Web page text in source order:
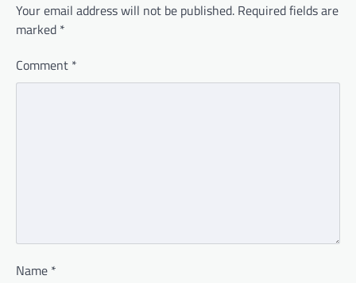
Your email address will not be published. Required fields are
marked *
Comment *
Name *